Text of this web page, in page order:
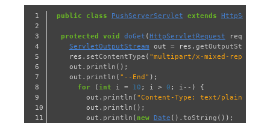
1
2
3
4
5
6
7
8
9
10
11
public class PushServerServlet extends HttpServlet
protected void doGet (HttpServletRequest req
ServletOutputStream out = res . getOutputStream
res . setContentType ( "multipart/x-mixed-
out . println ();
out . println ( "--End" );
for
(int i = 10 ; i > 0 ; i --)
{
out . println ( "Content-Type: text/plain"
out . println ();
out . println ( new Date (). toString ());